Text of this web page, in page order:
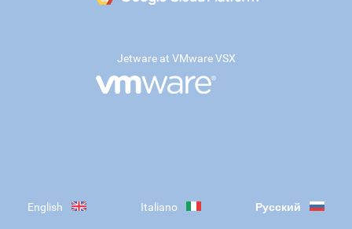
Jetware at VMware VSX
English Italiano Русский